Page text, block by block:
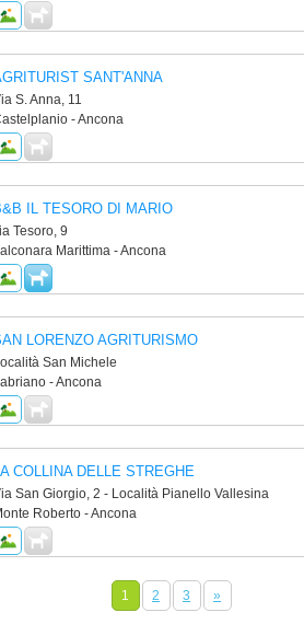
SANT'ANNA
S. Anna, 11
- Ancona
IL TESORO DI MARIO
Tesoro, 9
Marittima - Ancona
LORENZO AGRITURISMO
San Michele
- Ancona
COLLINA DELLE STREGHE
San Giorgio, 2 - Località Pianello Vallesina
Roberto - Ancona
1 2 3 »